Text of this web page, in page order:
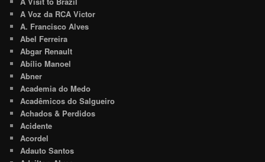
A Voz da RCA Victor
A. Francisco Alves
Abel Ferreira
Abgar Renault
Abílio Manoel
Abner
Academia do Medo
Acadêmicos do Salgueiro
Achados & Perdidos
Acidente
Acordel
Adauto Santos